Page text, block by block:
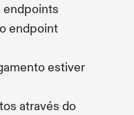
endpoints
endpoint
estiver
através do